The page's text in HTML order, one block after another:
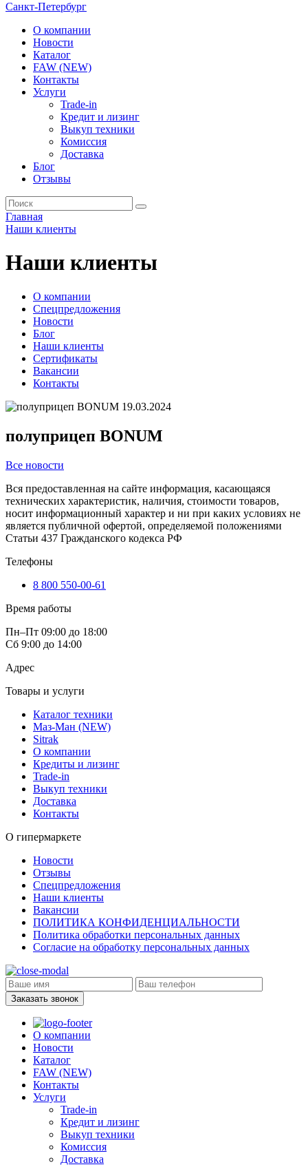
Санкт-Петербург
О компании
Новости
Каталог
FAW (NEW)
Контакты
Услуги
Trade-in
Кредит и лизинг
Выкуп техники
Комиссия
Доставка
Блог
Отзывы
Главная
Наши клиенты
Наши клиенты
О компании
Спецпредложения
Новости
Блог
Наши клиенты
Сертификаты
Вакансии
Контакты
19.03.2024
полуприцеп BONUM
Все новости
Вся предоставленная на сайте информация, касающаяся
технических характеристик, наличия, стоимости товаров,
носит информационный характер и ни при каких условиях не
является публичной офертой, определяемой положениями
Статьи 437 Гражданского кодекса РФ
Телефоны
8 800 550-00-61
Время работы
Пн–Пт 09:00 до 18:00
Сб 9:00 до 14:00
Адрес
Товары и услуги
Каталог техники
Маз-Ман (NEW)
Sitrak
О компании
Кредиты и лизинг
Trade-in
Выкуп техники
Доставка
Контакты
О гипермаркете
Новости
Отзывы
Спецпредложения
Наши клиенты
Вакансии
ПОЛИТИКА КОНФИДЕНЦИАЛЬНОСТИ
Политика обработки персональных данных
Согласие на обработку персональных данных
Заказать звонок
О компании
Новости
Каталог
FAW (NEW)
Контакты
Услуги
Trade-in
Кредит и лизинг
Выкуп техники
Комиссия
Доставка